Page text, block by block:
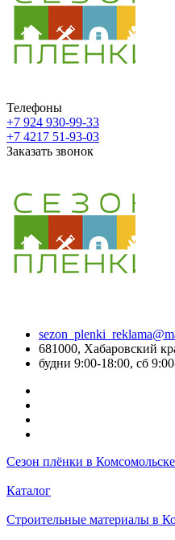
Телефоны
+7 924 930-99-33
+7 4217 51-93-03
Заказать звонок
681000, Хабаровский
будни 9:00-18:00, сб
Сезон плёнки в
Каталог
Строительные материалы в